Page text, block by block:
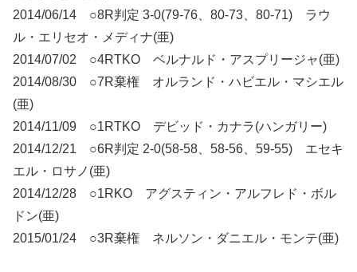
2014/06/14 ○8R判定 3-0(79-76、80-73、80-71) ラウ
ル・エリセオ・メディナ(亜)
2014/07/02 ○4RTKO ベルナルド・アスプリージャ(亜)
2014/08/30 ○7R棄権 オルランド・ハビエル・マシエル
(亜)
2014/11/09 ○1RTKO デビッド・カナラ(ハンガリー)
2014/12/21 ○6R判定 2-0(58-58、58-56、59-55) エセキ
エル・ロサノ(亜)
2014/12/28 ○1RKO アグスティン・アルフレド・ボル
ドン(亜)
2015/01/24 ○3R棄権 ネルソン・ダニエル・モンテ(亜)